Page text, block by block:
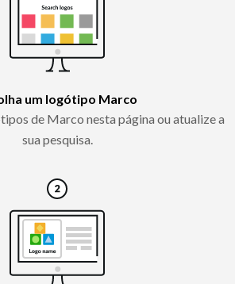
um logótipo Marco
de Marco nesta página ou atualize a
sua pesquisa.